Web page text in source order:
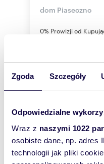
Zgoda Szczegóły
Odpowiedzialne
Wraz z naszymi 1022
osobiste dane, np. adres
technologii jak pliki
dom Piaseczno
0% Prowizji od